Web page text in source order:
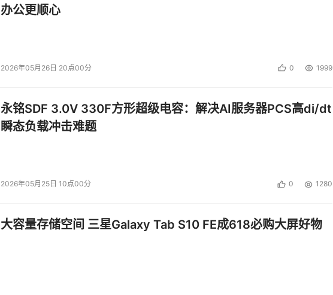
办公更顺心
2026年05月26日 20点00分 0 1999
永铭SDF 3.0V 330F方形超级电容：解决AI服务器PCS高di/dt
瞬态负载冲击难题
2026年05月25日 10点00分 0 1280
大容量存储空间 三星Galaxy Tab S10 FE成618必购大屏好物